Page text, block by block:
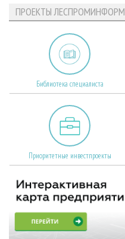
ПРОЕКТЫ ЛЕСПРОМИНФОРМ
Библиотека специалиста
Приоритетные инвестпроекты